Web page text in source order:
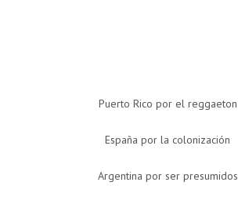
Puerto Rico por el reggaeton
España por la colonización
Argentina por ser presumidos